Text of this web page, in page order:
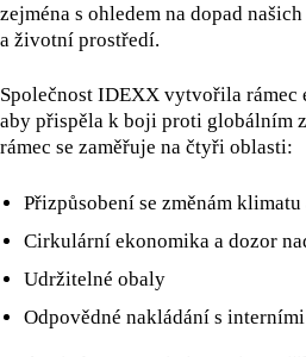
zejména s ohledem na dopad
a životní prostředí.
Společnost IDEXX vytvořila
aby přispěla k boji proti globálním
rámec se zaměřuje na čtyři oblasti:
Přizpůsobení se změnám
Cirkulární ekonomika a dozor
Udržitelné obaly
Odpovědné nakládání s